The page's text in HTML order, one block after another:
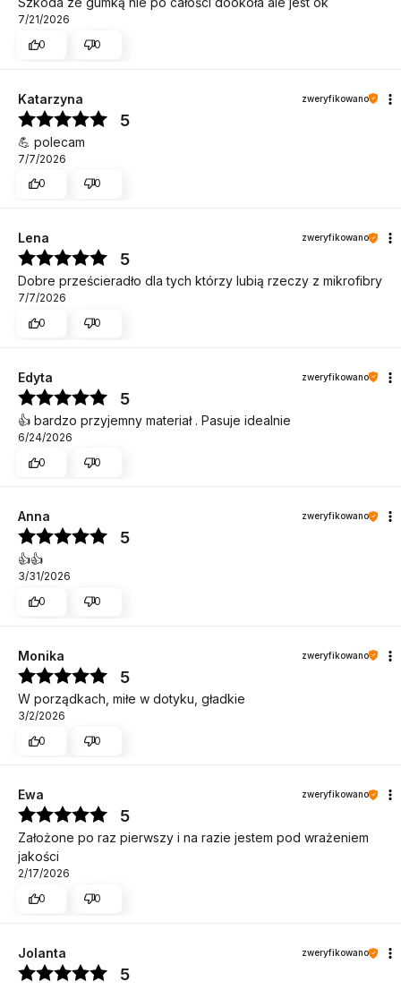
7/21/2026
0
0
Katarzyna zweryfikowano
5
💪 polecam
7/7/2026
0
0
Lena zweryfikowano
5
Dobre prześcieradło dla tych którzy lubią rzeczy z mikrofibry
7/7/2026
0
0
Edyta zweryfikowano
5
👍️ bardzo przyjemny materiał . Pasuje idealnie
6/24/2026
0
0
Anna zweryfikowano
5
👍️👍️
3/31/2026
0
0
Monika zweryfikowano
5
W porządkach, miłe w dotyku, gładkie
3/2/2026
0
0
Ewa zweryfikowano
5
Założone po raz pierwszy i na razie jestem pod wrażeniem
jakości
2/17/2026
0
0
Jolanta zweryfikowano
5